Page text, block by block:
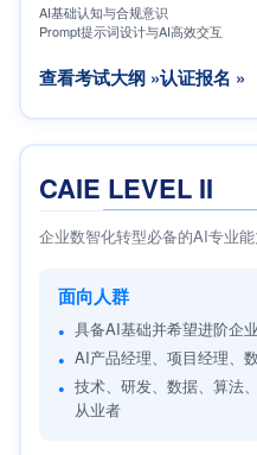
AI基础认知与合规意识
Prompt提示词设计与AI高效交互
查看考试大纲 »认证报名 »
CAIE LEVEL II
企业数智化转型必备的AI专业能
面向人群
具备AI基础并希望进阶企
AI产品经理、项目经理、
技术、研发、数据、算法
从业者